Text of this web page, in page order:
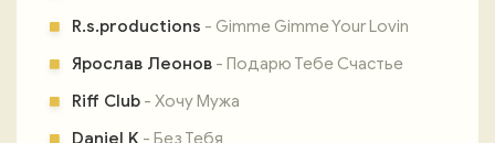
R.s.productions - Gimme Gimme Your Lovin
Ярослав Леонов - Подарю Тебе Счастье
Riff Club - Хочу Мужа
Daniel K - Без Тебя